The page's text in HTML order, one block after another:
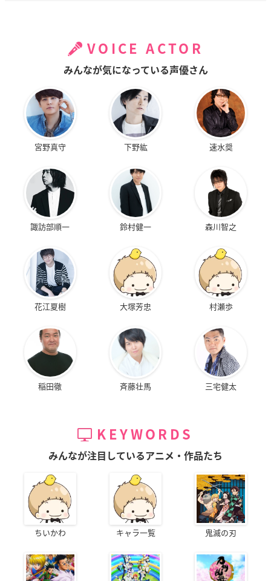
VOICE ACTOR
みんなが気になっている声優さん
宮野真守 下野紘 速水奨
諏訪部順一 鈴村健一 森川智之
花江夏樹 大塚芳忠 村瀬歩
稲田徹 斉藤壮馬 三宅健太
KEYWORDS
みんなが注目しているアニメ・作品たち
ちいかわ キャラ一覧 鬼滅の刃